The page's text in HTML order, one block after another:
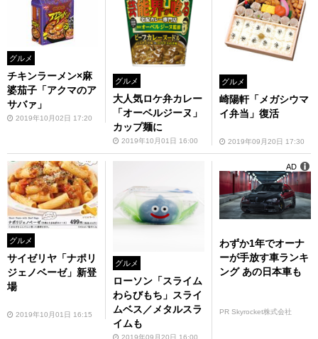
グルメ
チキンラーメン×麻
婆茄子「アクマのア
サバァ」
2019年10月02日 17:20
グルメ
大人気ロケ弁カレー
「オーベルジーヌ」
カップ麺に
2019年10月01日 16:00
グルメ
崎陽軒「メガシウマ
イ弁当」復活
2019年09月20日 17:30
グルメ
サイゼリヤ「ナポリ
ジェノベーゼ」新登
場
2019年10月01日 16:15
グルメ
ローソン「スライム
わらびもち」スライ
ムベス／メタルスラ
イムも
2019年09月20日 16:00
わずか1年でオーナ
ーが手放す車ランキ
ング あの日本車も
PR Skyrocket株式会社
AD